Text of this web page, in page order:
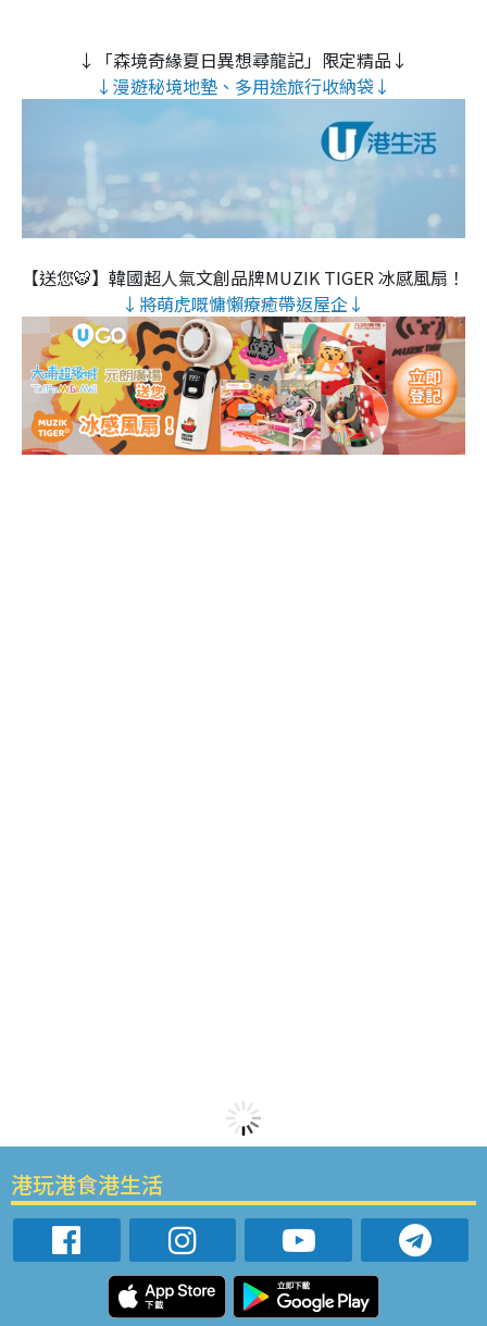
↓「森境奇緣夏日異想尋龍記」限定精品↓
↓漫遊秘境地墊、多用途旅行收納袋↓
【送您🐯】韓國超人氣文創品牌MUZIK TIGER 冰感風扇！
↓將萌虎嘅慵懶療癒帶返屋企↓
港玩港食港生活